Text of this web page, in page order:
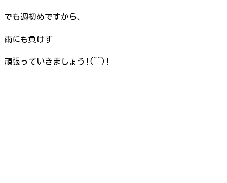
でも週初めですから、
雨にも負けず
頑張っていきましょう!(^^)!